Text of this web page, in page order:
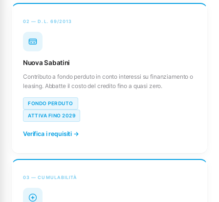
02 — D.L. 69/2013
Nuova Sabatini
Contributo a fondo perduto in conto interessi su finanziamento o
leasing. Abbatte il costo del credito fino a quasi zero.
FONDO PERDUTO
ATTIVA FINO 2029
Verifica i requisiti →
03 — CUMULABILITÀ